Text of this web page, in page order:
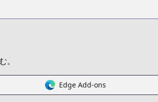
Edge Add-ons